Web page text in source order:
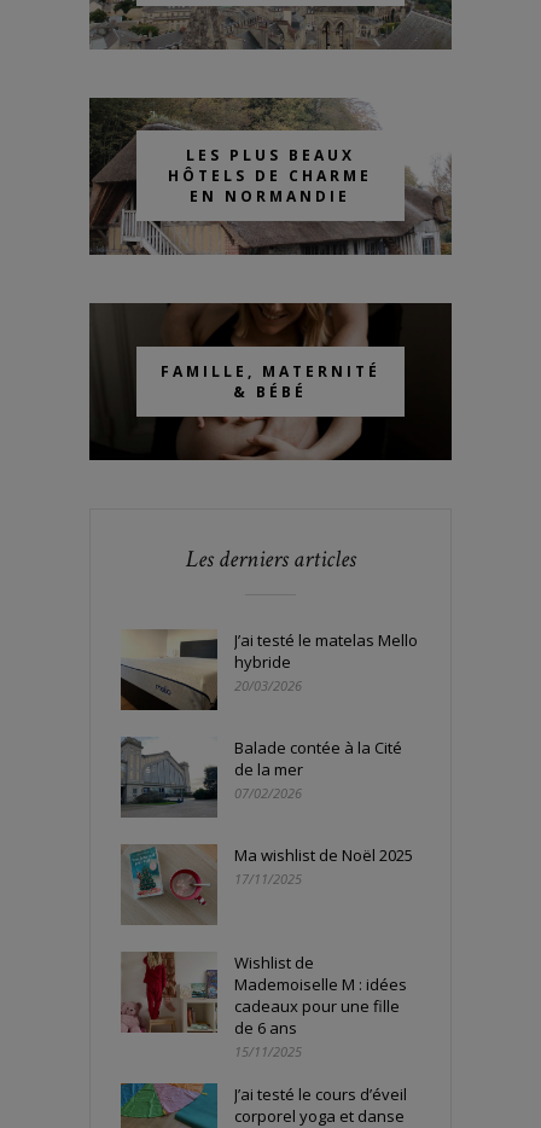
LES PLUS BEAUX
HÔTELS DE CHARME
EN NORMANDIE
FAMILLE, MATERNITÉ
& BÉBÉ
Les derniers articles
J’ai testé le matelas Mello
hybride
20/03/2026
Balade contée à la Cité
de la mer
07/02/2026
Ma wishlist de Noël 2025
17/11/2025
Wishlist de
Mademoiselle M : idées
cadeaux pour une fille
de 6 ans
15/11/2025
J’ai testé le cours d’éveil
corporel yoga et danse